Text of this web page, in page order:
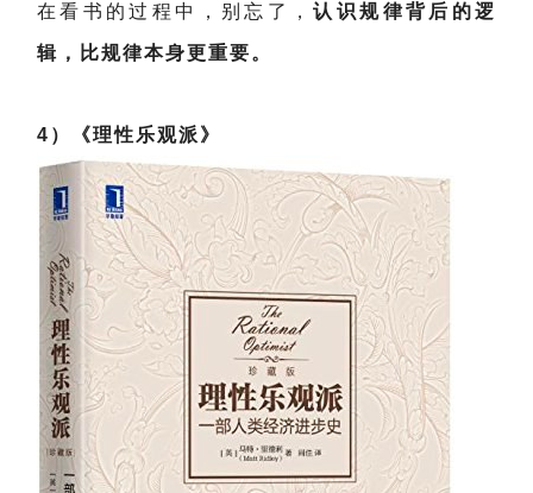
在看书的过程中，别忘了，认识规律背后的逻
辑，比规律本身更重要。
4）《理性乐观派》